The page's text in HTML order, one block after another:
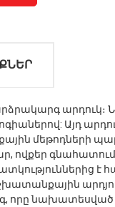
Այդ
մեթոդների
ովքեր
է
որը նախատեսված